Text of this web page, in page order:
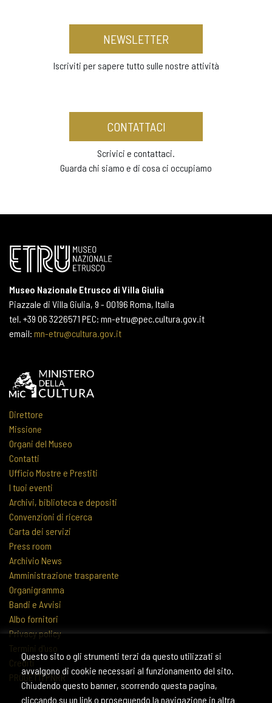
Questo sito o gli strumenti terzi da questo utilizzati si
avvalgono di cookie necessari al funzionamento del sito.
Chiudendo questo banner, scorrendo questa pagina,
cliccando su un link o proseguendo la navigazione in altra
NEWSLETTER
Iscriviti per sapere tutto sulle nostre attività
CONTATTACI
Scrivici e contattaci.
Guarda chi siamo e di cosa ci occupiamo
Museo Nazionale Etrusco di Villa Giulia
Piazzale di Villa Giulia, 9 - 00196 Roma, Italia
tel. +39 06 3226571 PEC: mn-etru@pec.cultura.gov.it
email: mn-etru@cultura.gov.it
Direttore
Missione
Organi del Museo
Contatti
Ufficio Mostre e Prestiti
I tuoi eventi
Archivi, biblioteca e depositi
Convenzioni di ricerca
Carta dei servizi
Press room
Archivio News
Amministrazione trasparente
Organigramma
Bandi e Avvisi
Albo fornitori
Privacy policy
Termini d'uso
Crediti
PROGETTI PNRR